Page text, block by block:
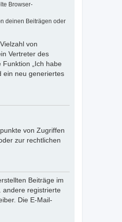
Browser-
deinen Beiträgen oder
von
Vertreter des
„Ich habe
ein neu generiertes
von Zugriffen
zur rechtlichen
Beiträge im
andere registrierte
Die E-Mail-